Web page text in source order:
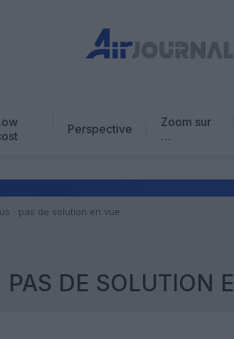
Perspective
Zoom sur
…
: pas de solution en vue
DE SOLUTION